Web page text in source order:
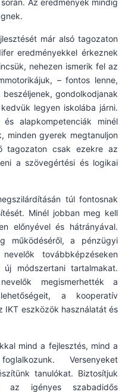
Az eredmények mindig
már alsó tagozaton
eredményekkel érkeznek
nehezen ismerik fel az
– fontos lenne,
gondolkodjanak
legyen iskolába járni.
alapkompetenciák minél
minden gyerek megtanuljon
tagozaton csak ezekre az
a szövegértési és logikai
túl fontosnak
Minél jobban meg kell
előnyével és hátrányával.
működéséről, a pénzügyi
továbbképzéseken
módszertani tartalmakat.
megismerhették a
a kooperatív
IKT eszközök használatát és
mind a fejlesztés, mind a
Versenyeket
tanulókat. Biztosítjuk
az igényes szabadidős